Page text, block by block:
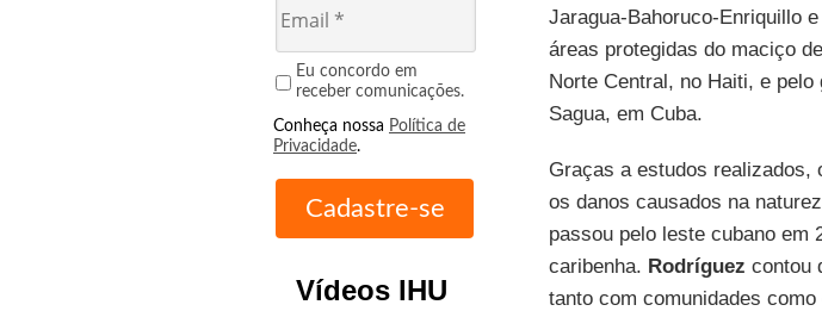
Eu concordo em
receber comunicações.
Conheça nossa Política de
Privacidade.
Vídeos IHU
Jaragua-Bahoruco-Enriquillo
áreas protegidas do maciço
Norte Central, no Haiti, e
Sagua, em Cuba.
Graças a estudos realizados,
os danos causados na
passou pelo leste cubano em
caribenha. Rodríguez contou
tanto com comunidades